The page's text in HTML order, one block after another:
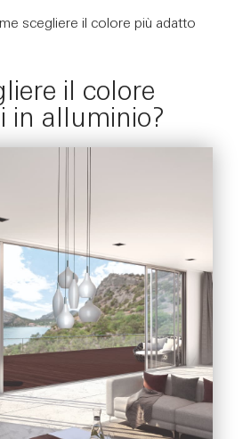
scegliere il colore più adatto
il colore
in alluminio?